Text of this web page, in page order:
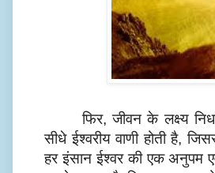
फिर,जीवन के लक्ष्य
सीधे ईश्वरीय वाणी होती है,
हर इंसान ईश्वर की एक अनुपम